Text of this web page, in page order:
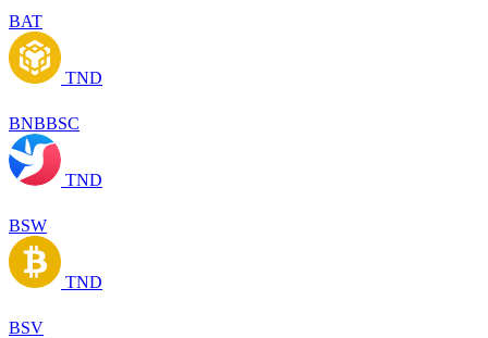
BAT
TND
BNBBSC
TND
BSW
TND
BSV